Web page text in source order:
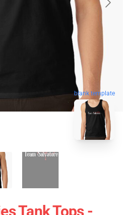
blank template
Tank Tops -